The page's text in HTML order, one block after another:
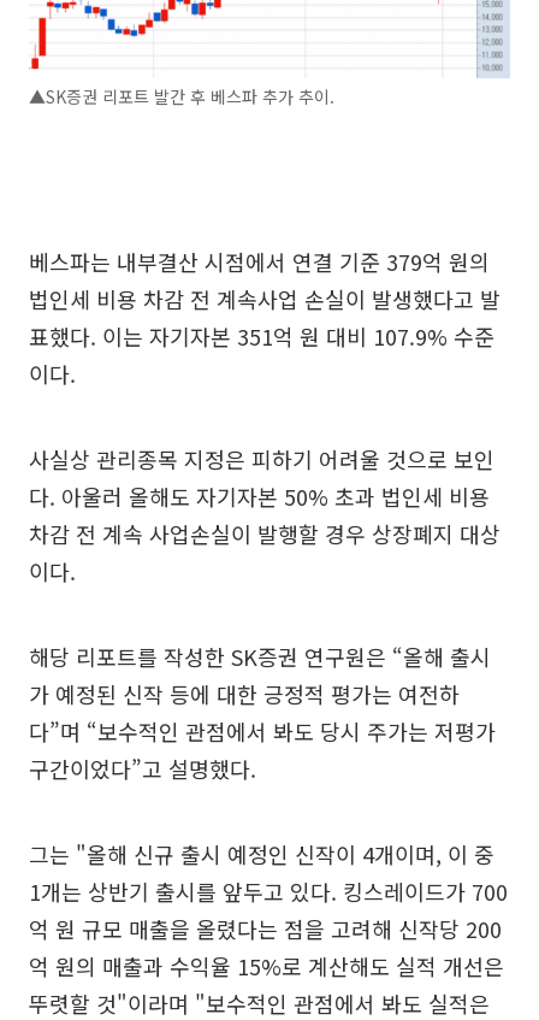
▲SK증권 리포트 발간 후 베스파 추가 추이.
베스파는 내부결산 시점에서 연결 기준 379억 원의
법인세 비용 차감 전 계속사업 손실이 발생했다고 발
표했다. 이는 자기자본 351억 원 대비 107.9% 수준
이다.
사실상 관리종목 지정은 피하기 어려울 것으로 보인
다. 아울러 올해도 자기자본 50% 초과 법인세 비용
차감 전 계속 사업손실이 발행할 경우 상장폐지 대상
이다.
해당 리포트를 작성한 SK증권 연구원은 “올해 출시
가 예정된 신작 등에 대한 긍정적 평가는 여전하
다”며 “보수적인 관점에서 봐도 당시 주가는 저평가
구간이었다”고 설명했다.
그는 "올해 신규 출시 예정인 신작이 4개이며, 이 중
1개는 상반기 출시를 앞두고 있다. 킹스레이드가 700
억 원 규모 매출을 올렸다는 점을 고려해 신작당 200
억 원의 매출과 수익율 15%로 계산해도 실적 개선은
뚜렷할 것"이라며 "보수적인 관점에서 봐도 실적은